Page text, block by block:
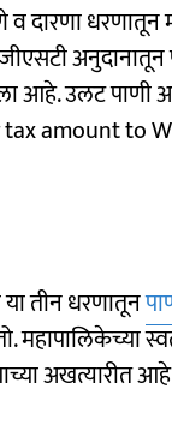
दारणा धरणातून
अनुदानातून
आहे. उलट पाणी
amount to
तीन धरणातून
अखत्यारीत